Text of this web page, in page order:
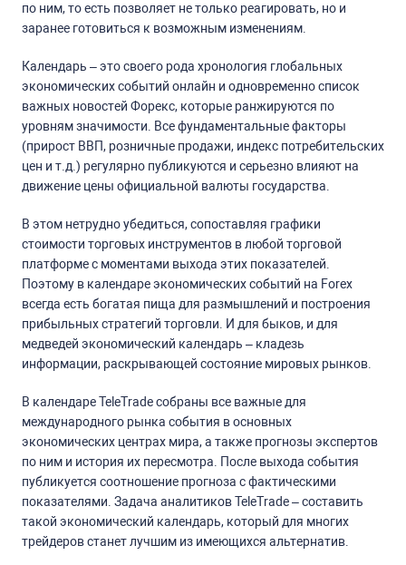
по ним, то есть позволяет не только реагировать, но и
заранее готовиться к возможным изменениям.
Календарь – это своего рода хронология глобальных
экономических событий онлайн и одновременно список
важных новостей Форекс, которые ранжируются по
уровням значимости. Все фундаментальные факторы
(прирост ВВП, розничные продажи, индекс потребительских
цен и т.д.) регулярно публикуются и серьезно влияют на
движение цены официальной валюты государства.
В этом нетрудно убедиться, сопоставляя графики
стоимости торговых инструментов в любой торговой
платформе с моментами выхода этих показателей.
Поэтому в календаре экономических событий на Forex
всегда есть богатая пища для размышлений и построения
прибыльных стратегий торговли. И для быков, и для
медведей экономический календарь – кладезь
информации, раскрывающей состояние мировых рынков.
В календаре TeleTrade собраны все важные для
международного рынка события в основных
экономических центрах мира, а также прогнозы экспертов
по ним и история их пересмотра. После выхода события
публикуется соотношение прогноза с фактическими
показателями. Задача аналитиков TeleTrade – составить
такой экономический календарь, который для многих
трейдеров станет лучшим из имеющихся альтернатив.